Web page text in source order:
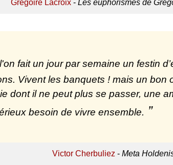
Grégoire Lacroix- Les euphorismes de
fait un jour par semaine un festin
Vivent les banquets ! mais un
dont il ne peut plus se passer, une
besoin de vivre ensemble.
Victor Cherbuliez - Meta